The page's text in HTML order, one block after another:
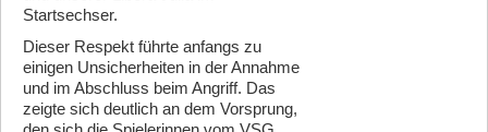
Startsechser.
Dieser Respekt führte anfangs zu
einigen Unsicherheiten in der Annahme
und im Abschluss beim Angriff. Das
zeigte sich deutlich an dem Vorsprung,